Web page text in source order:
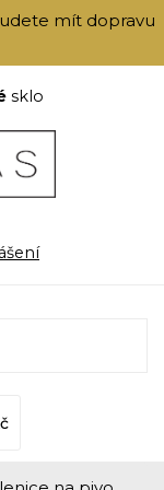
mít dopravu
sklo